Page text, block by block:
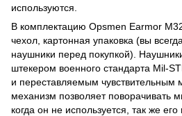
используются.
В комплектацию Opsmen Earmor
чехол, картонная упаковка (вы
наушники перед покупкой).
штекером военного стандарта Mil-
и переставляемым
механизм позволяет поворачивать
когда он не используется, так же